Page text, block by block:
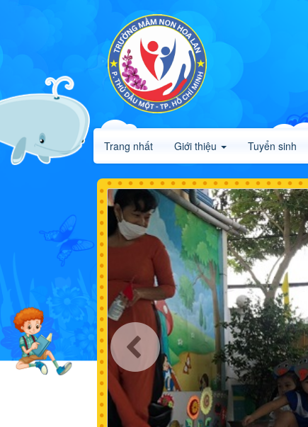
Trang nhất Giới thiệu Tuyển sinh